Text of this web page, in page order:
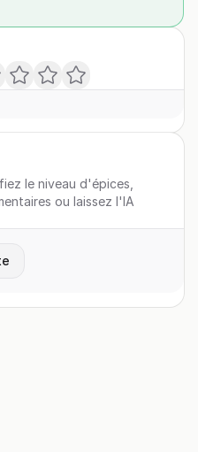
le niveau d'épices,
ou laissez l'IA